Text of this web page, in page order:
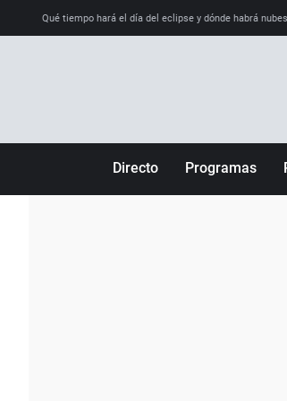
Qué tiempo hará el día del eclipse y dónde habrá nubes
Directo Programas